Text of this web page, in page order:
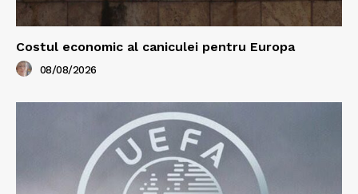
Costul economic al caniculei pentru Europa
08/08/2026